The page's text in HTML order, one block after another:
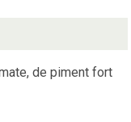
de piment fort